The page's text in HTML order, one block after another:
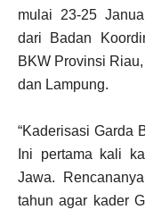
mulai 23-25
dari Badan
BKW Provinsi
dan Lampung.
“Kaderisasi Garda
Ini pertama kali
Jawa.
tahun agar kader